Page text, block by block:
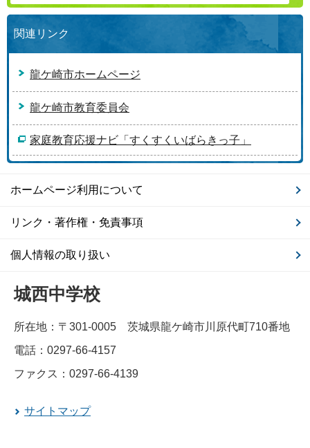
関連リンク
龍ケ崎市ホームページ
龍ケ崎市教育委員会
家庭教育応援ナビ「すくすくいばらきっ子」
ホームページ利用について
リンク・著作権・免責事項
個人情報の取り扱い
城西中学校
所在地：〒301-0005 茨城県龍ケ崎市川原代町710番地
電話：0297-66-4157
ファクス：0297-66-4139
サイトマップ